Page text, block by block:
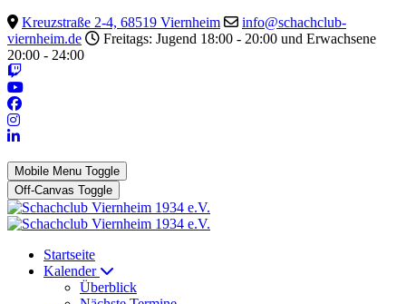
Kreuzstraße 2-4, 68519 Viernheim
info@schachclub-
viernheim.de
Freitags: Jugend 18:00 - 20:00 und Erwachsene
20:00 - 24:00
Mobile Menu Toggle
Off-Canvas Toggle
Startseite
Kalender
Überblick